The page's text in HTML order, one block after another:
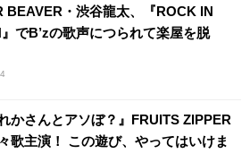
BEAVER・渋谷龍太、『ROCK IN
でB’zの歌声につられて楽屋を脱
れかさんとアソぼ？』FRUITS ZIPPER
歌主演！ この遊び、やってはいけま